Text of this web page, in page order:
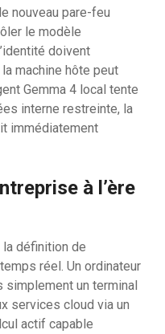
nouveau pare-feu
le modèle
doivent
machine hôte peut
Gemma 4 local tente
interne restreinte, la
immédiatement
à l’ère
la définition de
réel. Un ordinateur
simplement un terminal
services cloud via un
actif capable